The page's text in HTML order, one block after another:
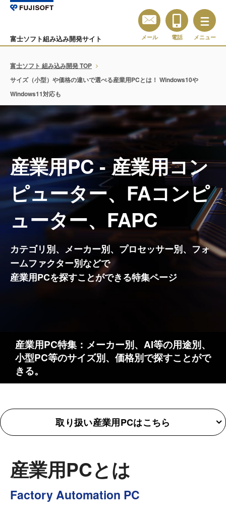
富士ソフト組み込み開発サイト メール 電話 メニュー
富士ソフト 組み込み開発 TOP
サイズ（小型）や価格の違いで選べる産業用PCとは！ Windows10や
Windows11対応も
産業用PC - 産業用コン
ピューター、FAコンピ
ューター、FAPC
カテゴリ別、メーカー別、プロセッサー別、フォ
ームファクター別などで
産業用PCを探すことができる特集ページ
産業用PC特集：メーカー別、AI等の用途別、
小型PC等のサイズ別、価格別で探すことがで
きる。
取り扱い産業用PCはこちら
産業用PCとは
Factory Automation PC